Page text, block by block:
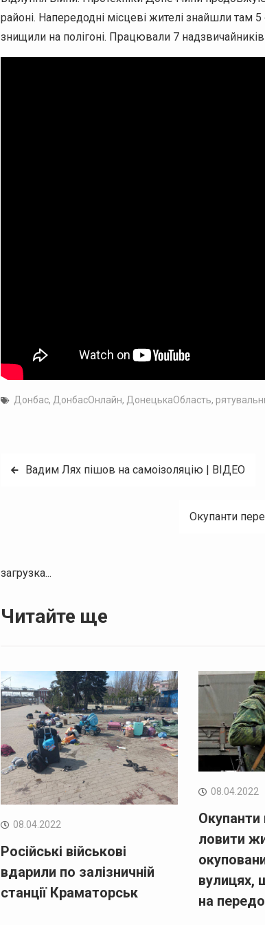
районі. Напередодні місцеві жителі знайшли там
знищили на полігоні. Працювали 7
Донбас, ДонбасОнлайн, ДонецькаОбласть,
Навігація
Вадим Лях пішов на самоізоляцію | ВІДЕО
Окупанти
загрузка...
Читайте ще
08.04.2022
Російські військові
вдарили по залізничній
станції Краматорськ
08.04.2022
ловити
вулицях,
на